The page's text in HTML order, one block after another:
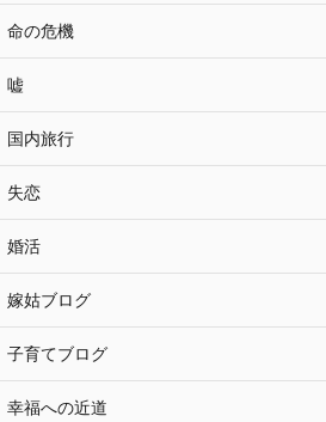
命の危機
嘘
国内旅行
失恋
婚活
嫁姑ブログ
子育てブログ
幸福への近道